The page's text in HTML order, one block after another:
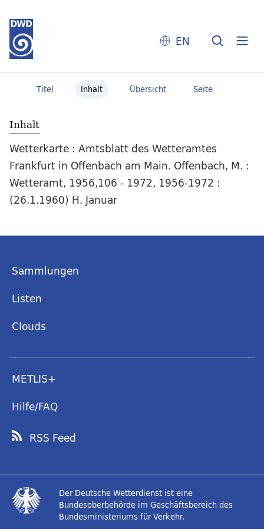
EN
Titel Inhalt Übersicht Seite
Inhalt
Wetterkarte : Amtsblatt des Wetteramtes
Frankfurt in Offenbach am Main. Offenbach, M. :
Wetteramt, 1956,106 - 1972, 1956-1972 :
(26.1.1960) H. Januar
Sammlungen
Listen
Clouds
METLIS+
Hilfe/FAQ
RSS Feed
Der Deutsche Wetterdienst ist eine
Bundesoberbehörde im Geschäftsbereich des
Bundesministeriums für Verkehr.